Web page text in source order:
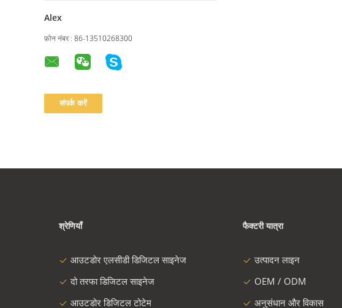
Alex
फ़ोन नंबर : 86-13510268300
श्रेणियाँ
आउटडोर एलसीडी डिजिटल साइनेज
दो तरफा डिजिटल साइनेज
आउटडोर डिजिटल टोटेम
फैक्टरी यात्रा
उत्पादन लाइन
OEM / ODM
अनुसंधान और विकास